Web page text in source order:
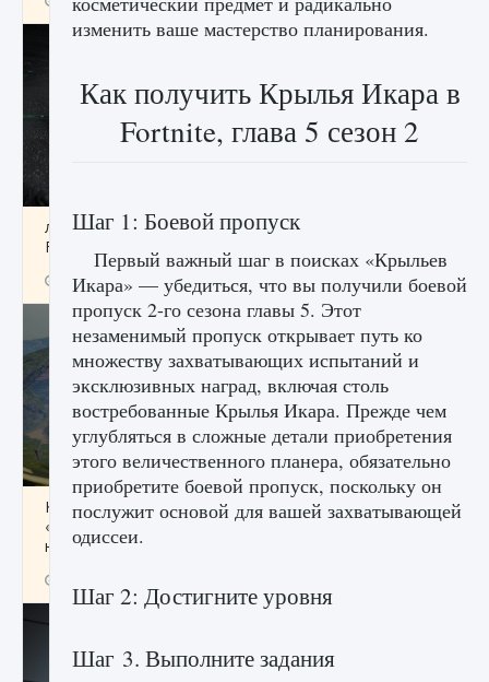
лицензии, лиги, команды и стадионы в EA
FC 25
9 августа 2024 2 395 0 2
Как исправить ошибку Palworld EPalworld
«Идет сохранение мира — Невозможно
начать сохранение данных мира»
изменить ваше мастерство планирования.
Как получить Крылья Икара в
Fortnite, глава 5 сезон 2
Шаг 1: Боевой пропуск
Первый важный шаг в поисках «Крыльев
Икара» — убедиться, что вы получили боевой
пропуск 2-го сезона главы 5. Этот
незаменимый пропуск открывает путь ко
множеству захватывающих испытаний и
эксклюзивных наград, включая столь
востребованные Крылья Икара. Прежде чем
углубляться в сложные детали приобретения
этого величественного планера, обязательно
приобретите боевой пропуск, поскольку он
послужит основой для вашей захватывающей
одиссеи.
Шаг 2: Достигните уровня
Шаг 3. Выполните задания